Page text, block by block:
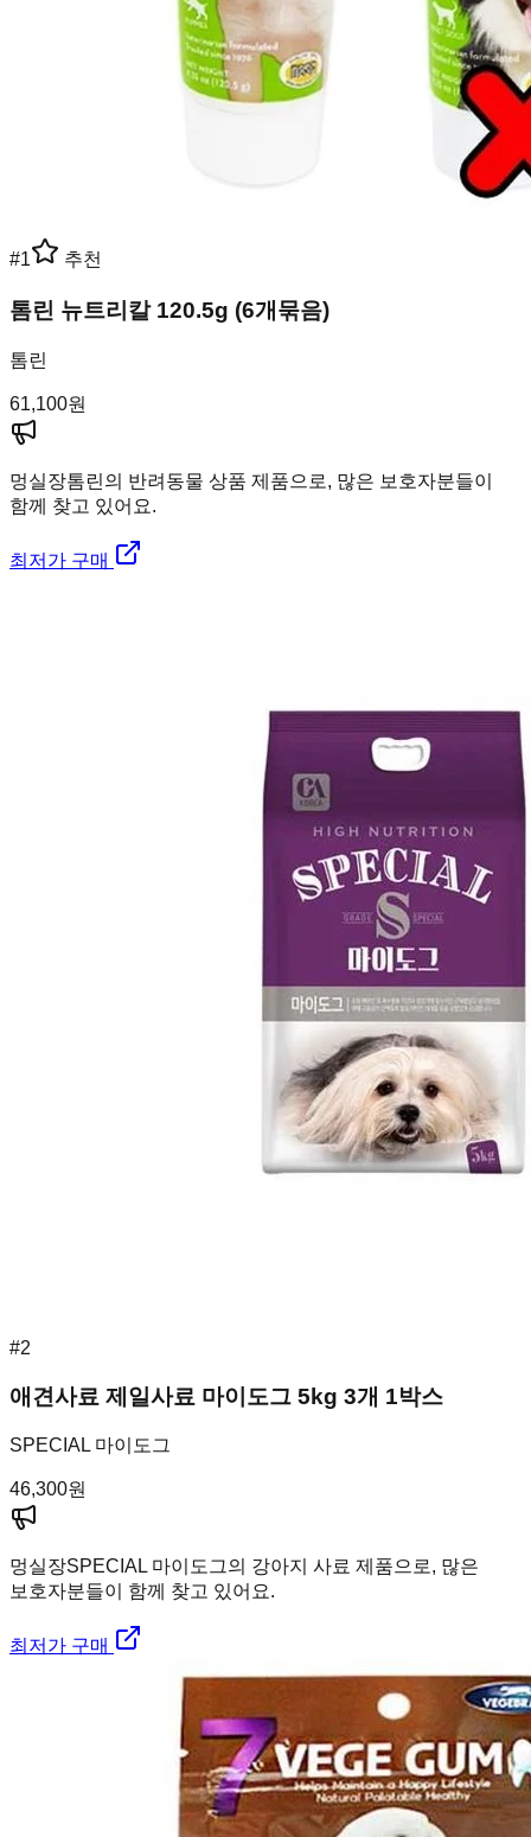
#1 추천
톰린 뉴트리칼 120.5g (6개묶음)
톰린
61,100원
멍실장톰린의 반려동물 상품 제품으로, 많은 보호자분들이
함께 찾고 있어요.
최저가 구매
#2
애견사료 제일사료 마이도그 5kg 3개 1박스
SPECIAL 마이도그
46,300원
멍실장SPECIAL 마이도그의 강아지 사료 제품으로, 많은
보호자분들이 함께 찾고 있어요.
최저가 구매